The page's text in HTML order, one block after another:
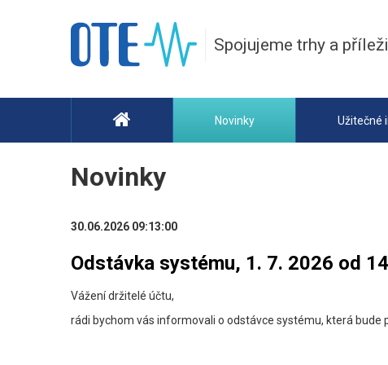
Spojujeme trhy a
Novinky Užitečné
Novinky
30.06.2026 09:13:00
Odstávka systému, 1. 7. 2026 od
Vážení držitelé účtu,
rádi bychom vás informovali o odstávce systému, která bude